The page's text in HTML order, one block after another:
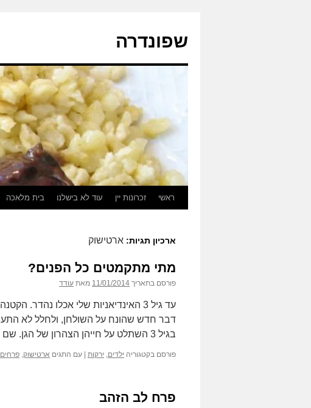
שפונדרה
ראשי זכרונות יין עוד לא בישלנו בית מלאכה
ארכיון תגיות: ארטישוק
מתי מתקמטים כל הפנים?
פורסם בתאריך 11/01/2014 מאת עודד
עד גיל 3 האינדיאניות שלי אכלו
דבר חדש שהונח על השולחן, ולחלל לא
בגיל 3 השתלט על חייהן הצהרון של הגן. שם …
פורסם בקטגוריה ילדים, ירקות עם התגים ארטישוק, פרחים
פרח לב הזהב